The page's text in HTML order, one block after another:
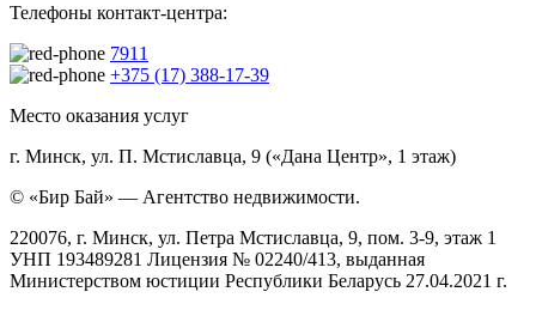
Телефоны контакт-центра:
7911
+375 (17) 388-17-39
Место оказания услуг
г. Минск, ул. П. Мстиславца, 9 («Дана Центр», 1 этаж)
© «Бир Бай» — Агентство недвижимости.
220076, г. Минск, ул. Петра Мстиславца, 9, пом. 3-9, этаж 1
УНП 193489281 Лицензия № 02240/413, выданная
Министерством юстиции Республики Беларусь 27.04.2021 г.